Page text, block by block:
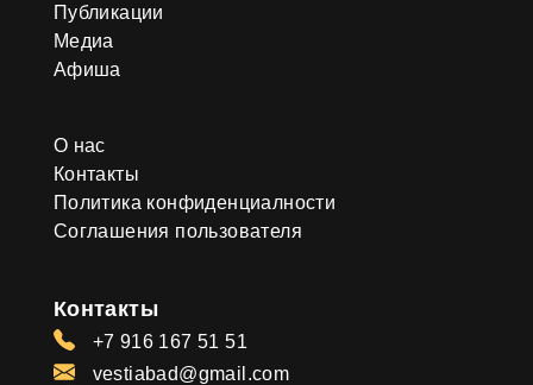
Публикации
Медиа
Афиша
О нас
Контакты
Политика конфиденциалности
Соглашения пользователя
Контакты
+7 916 167 51 51
vestiabad@gmail.com